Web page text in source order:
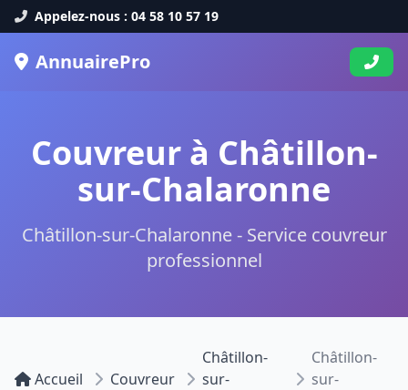
Appelez-nous : 04 58 10 57 19
AnnuairePro
Couvreur à Châtillon-
sur-Chalaronne
Châtillon-sur-Chalaronne - Service couvreur
professionnel
Accueil Couvreur
Châtillon-
sur-
Châtillon-
sur-